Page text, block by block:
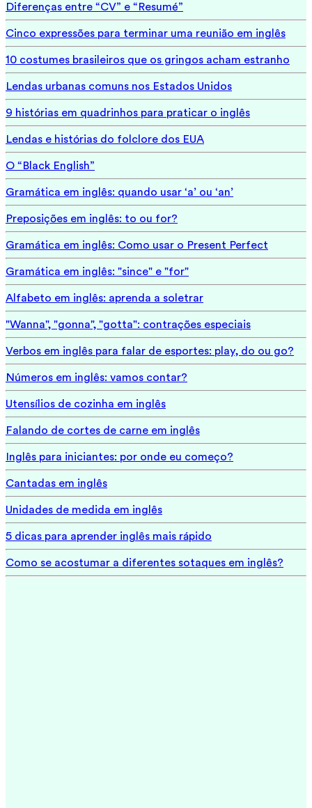
Diferenças entre “CV” e “Resumé”
Cinco expressões para terminar uma reunião em inglês
10 costumes brasileiros que os gringos acham estranho
Lendas urbanas comuns nos Estados Unidos
9 histórias em quadrinhos para praticar o inglês
Lendas e histórias do folclore dos EUA
O “Black English”
Gramática em inglês: quando usar ‘a’ ou ‘an’
Preposições em inglês: to ou for?
Gramática em inglês: Como usar o Present Perfect
Gramática em inglês: "since" e "for"
Alfabeto em inglês: aprenda a soletrar
"Wanna", "gonna", "gotta": contrações especiais
Verbos em inglês para falar de esportes: play, do ou go?
Números em inglês: vamos contar?
Utensílios de cozinha em inglês
Falando de cortes de carne em inglês
Inglês para iniciantes: por onde eu começo?
Cantadas em inglês
Unidades de medida em inglês
5 dicas para aprender inglês mais rápido
Como se acostumar a diferentes sotaques em inglês?